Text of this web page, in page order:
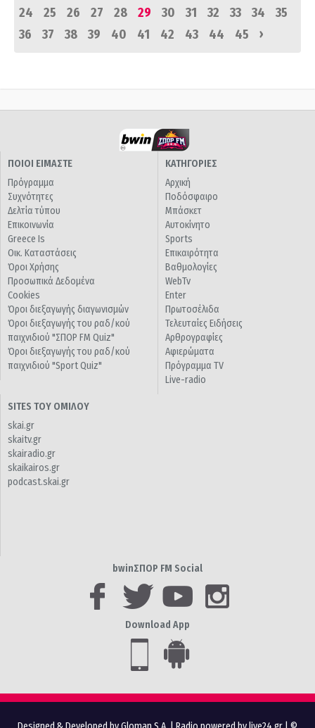
24
25 26 27 28 29 30 31 32 33 34
35
36
37 38 39 40 41 42 43 44 45 ›
ΠΟΙΟΙ ΕΙΜΑΣΤΕ
Πρόγραμμα
Συχνότητες
Δελτία τύπου
Επικοινωνία
Greece Is
Οικ. Καταστάσεις
Όροι Χρήσης
Προσωπικά Δεδομένα
Cookies
Όροι διεξαγωγής διαγωνισμών
Όροι διεξαγωγής του ραδ/κού
παιχνιδιού "ΣΠΟΡ FM Quiz"
Όροι διεξαγωγής του ραδ/κού
παιχνιδιού "Sport Quiz"
ΚΑΤΗΓΟΡΙΕΣ
Αρχική
Ποδόσφαιρο
Μπάσκετ
Αυτοκίνητο
Sports
Επικαιρότητα
Βαθμολογίες
WebTv
Enter
Πρωτοσέλιδα
Τελευταίες Ειδήσεις
Αρθρογραφίες
Αφιερώματα
Πρόγραμμα TV
Live-radio
SITES ΤΟΥ ΟΜΙΛΟΥ
skai.gr
skaitv.gr
skairadio.gr
skaikairos.gr
podcast.skai.gr
bwinΣΠΟΡ FM Social
Download App